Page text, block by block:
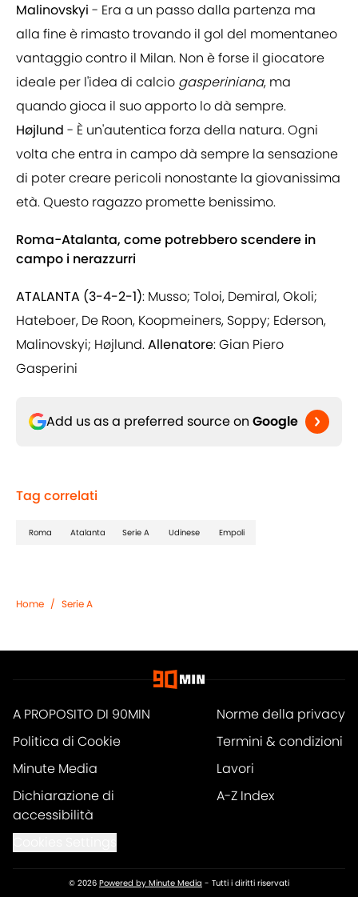
Malinovskyi - Era a un passo dalla partenza ma
alla fine è rimasto trovando il gol del momentaneo
vantaggio contro il Milan. Non è forse il giocatore
ideale per l'idea di calcio gasperiniana, ma
quando gioca il suo apporto lo dà sempre.
Højlund - È un'autentica forza della natura. Ogni
volta che entra in campo dà sempre la sensazione
di poter creare pericoli nonostante la giovanissima
età. Questo ragazzo promette benissimo.
Roma-Atalanta, come potrebbero scendere in
campo i nerazzurri
ATALANTA (3-4-2-1): Musso; Toloi, Demiral, Okoli;
Hateboer, De Roon, Koopmeiners, Soppy; Ederson,
Malinovskyi; Højlund.Allenatore: Gian Piero
Gasperini
Add us as a preferred source on Google
Tag correlati
Roma Atalanta Serie A Udinese Empoli
Home / Serie A
A PROPOSITO DI 90MIN
Norme della privacy
Politica di Cookie
Termini & condizioni
Minute Media
Lavori
Dichiarazione di
accessibilità
A-Z Index
© 2026 Powered by Minute Media - Tutti i diritti riservati